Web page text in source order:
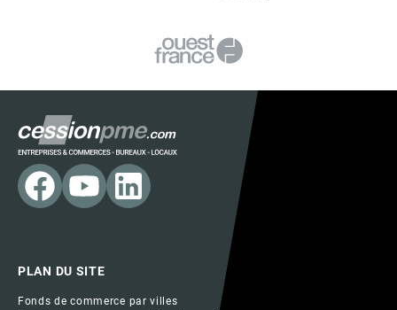
PLAN DU SITE
Fonds de commerce par villes